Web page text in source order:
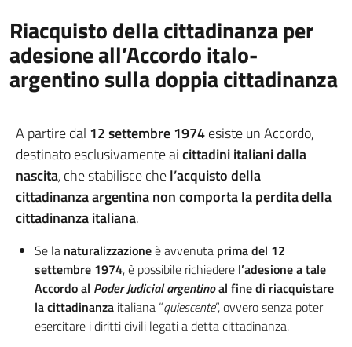
Riacquisto della cittadinanza per
adesione all’Accordo italo-
argentino sulla doppia cittadinanza
A partire dal 12 settembre 1974esiste un Accordo,
destinato esclusivamente aicittadini italiani dalla
nascita,che stabilisce chel’acquisto della
cittadinanza argentina non comporta la perdita della
cittadinanza italiana.
Se la naturalizzazioneè avvenuta prima del 12
settembre 1974, è possibile richiedere l’adesione a tale
Accordo al Poder Judicial argentinoal fine di riacquistare
la cittadinanza italiana “quiescente”, ovvero senza poter
esercitare i diritti civili legati a detta cittadinanza.